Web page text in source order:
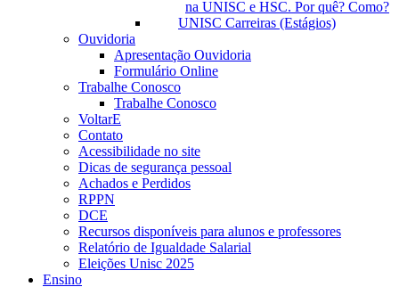
na UNISC e HSC. Por quê? Como?
UNISC Carreiras (Estágios)
Ouvidoria
Apresentação Ouvidoria
Formulário Online
Trabalhe Conosco
Trabalhe Conosco
VoltarE
Contato
Acessibilidade no site
Dicas de segurança pessoal
Achados e Perdidos
RPPN
DCE
Recursos disponíveis para alunos e professores
Relatório de Igualdade Salarial
Eleições Unisc 2025
Ensino